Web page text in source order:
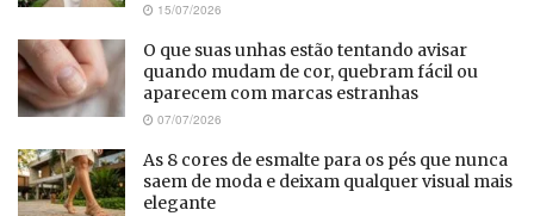
15/07/2026
O que suas unhas estão tentando avisar
quando mudam de cor, quebram fácil ou
aparecem com marcas estranhas
07/07/2026
As 8 cores de esmalte para os pés que nunca
saem de moda e deixam qualquer visual mais
elegante